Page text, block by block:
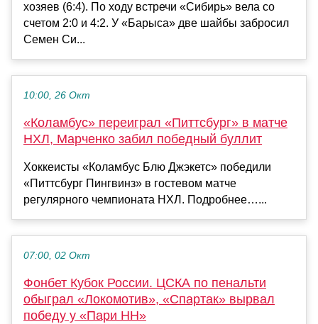
хозяев (6:4). По ходу встречи «Сибирь» вела со
счетом 2:0 и 4:2. У «Барыса» две шайбы забросил
Семен Си...
10:00, 26 Окт
«Коламбус» переиграл «Питтсбург» в матче
НХЛ, Марченко забил победный буллит
Хоккеисты «Коламбус Блю Джэкетс» победили
«Питтсбург Пингвинз» в гостевом матче
регулярного чемпионата НХЛ. Подробнее…...
07:00, 02 Окт
Фонбет Кубок России. ЦСКА по пенальти
обыграл «Локомотив», «Спартак» вырвал
победу у «Пари НН»